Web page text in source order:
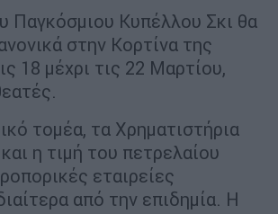
Παγκόσμιου Κυπέλλου Σκι θα
στην Κορτίνα της
18 μέχρι τις 22 Μαρτίου,
τομέα, τα Χρηματιστήρια
η τιμή του πετρελαίου
εταιρείες
από την επιδημία. Η